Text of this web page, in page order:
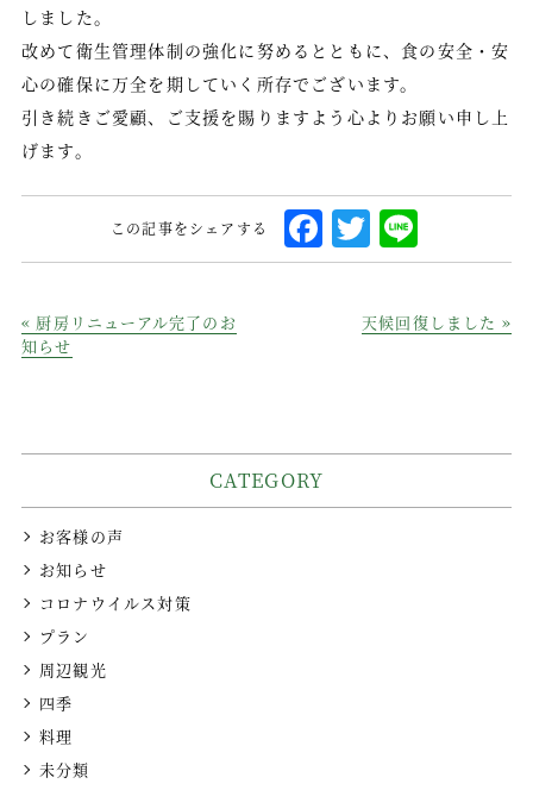
しました。
改めて衛生管理体制の強化に努めるとともに、食の安全・安
心の確保に万全を期していく所存でございます。
引き続きご愛顧、ご支援を賜りますよう心よりお願い申し上
げます。
この記事をシェアする F
a
o
k
T
w
it
te
i
n
e
« 厨房リニューアル完了のお
知らせ
天候回復しました »
CATEGORY
お客様の声
お知らせ
コロナウイルス対策
プラン
周辺観光
四季
料理
未分類